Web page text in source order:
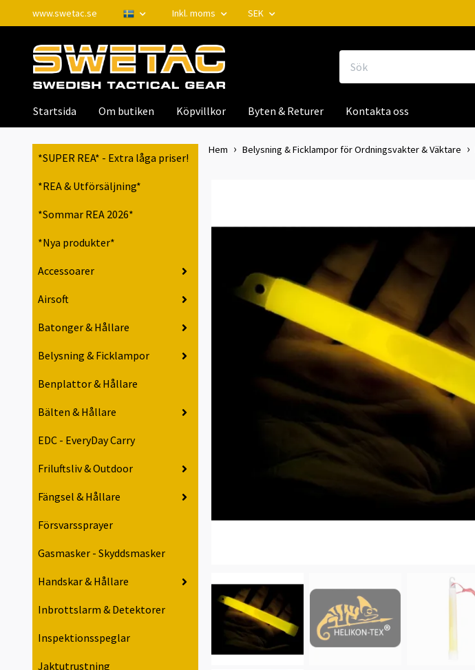
www.swetac.se Inkl. moms SEK
Startsida Om butiken Köpvillkor Byten & Returer Kontakta oss
*SUPER REA* - Extra låga priser!
*REA & Utförsäljning*
*Sommar REA 2026*
*Nya produkter*
Accessoarer
Airsoft
Batonger & Hållare
Belysning & Ficklampor
Benplattor & Hållare
Bälten & Hållare
EDC - EveryDay Carry
Friluftsliv & Outdoor
Fängsel & Hållare
Försvarssprayer
Gasmasker - Skyddsmasker
Handskar & Hållare
Inbrottslarm & Detektorer
Inspektionsspeglar
Jaktutrustning
Hem Belysning & Ficklampor för Ordningsvakter & Väktare